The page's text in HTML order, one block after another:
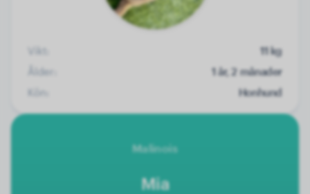
Vikt:
11 kg
Ålder:
1 år, 2 månader
Kön:
Honhund
Malinois
Mia